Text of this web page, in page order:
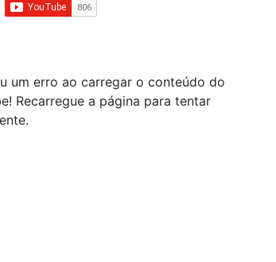
um erro ao carregar o conteúdo do
Recarregue a página para tentar